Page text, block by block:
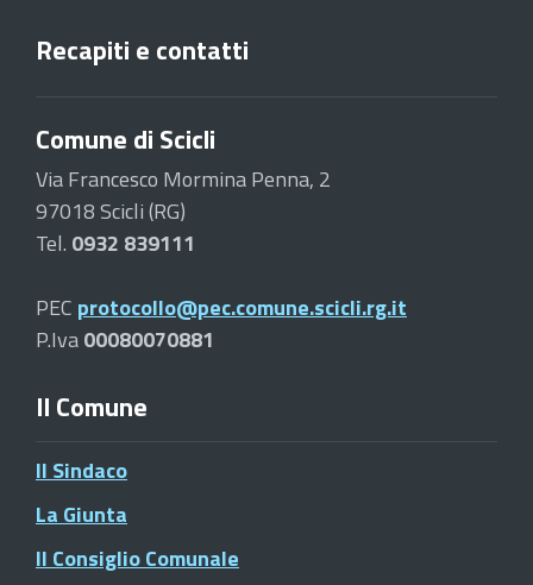
Recapiti e contatti
Comune di Scicli
Via Francesco Mormina Penna, 2
97018 Scicli (RG)
Tel. 0932 839111
PEC protocollo@pec.comune.scicli.rg.it
P.Iva00080070881
Il Comune
Il Sindaco
La Giunta
Il Consiglio Comunale